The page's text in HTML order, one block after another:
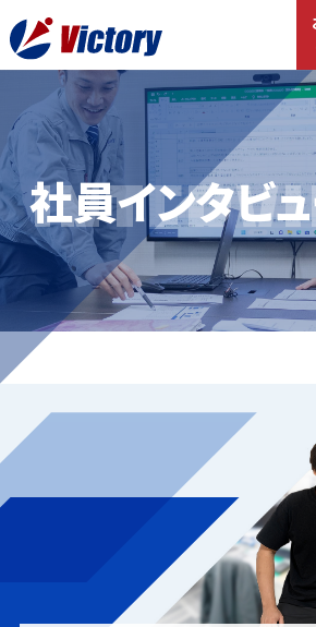
トップ
事業紹介
総合解体 / 解体事業
産業廃棄物収集/ 運搬
企業概要
サステナビリティ
最新情
お役立
プライ
お問い
マイペ
社員
社員インタビ